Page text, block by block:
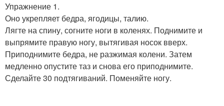
Упражнение 1.
Оно укрепляет бедра, ягодицы, талию.
Лягте на спину, согните ноги в коленях. Поднимите и
выпрямите правую ногу, вытягивая носок вверх.
Приподнимите бедра, не разжимая колени. Затем
медленно опустите таз и снова его приподнимите.
Сделайте 30 подтягиваний. Поменяйте ногу.